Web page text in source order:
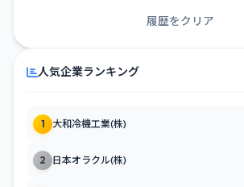
履歴をクリア
人気企業ランキング
1 大和冷機工業(株)
2 日本オラクル(株)